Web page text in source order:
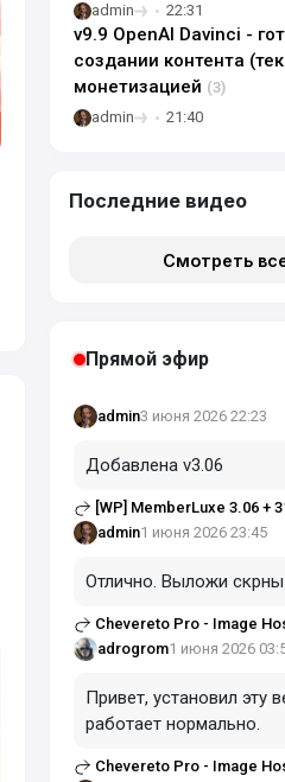
admin
22:31
v9.9 OpenAI Davinci -
создании контента
монетизацией (3)
admin
21:40
Последние видео
Смотреть
Прямой эфир
admin3 июня 2026 22:23
Добавлена v3.06
(Memberbot в комплекте)
admin1 июня 2026 23:45
Отлично. Выложи скрны
NULLED
adrogrom1 июня 2026
Привет, установил эту
работает нормально.